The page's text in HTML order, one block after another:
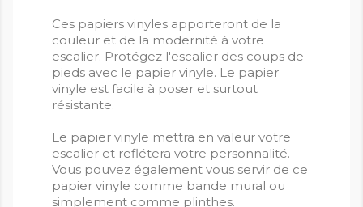
Ces papiers vinyles apporteront de la
couleur et de la modernité à votre
escalier. Protégez l'escalier des coups de
pieds avec le papier vinyle. Le papier
vinyle est facile à poser et surtout
résistante.
Le papier vinyle mettra en valeur votre
escalier et reflétera votre personnalité.
Vous pouvez également vous servir de ce
papier vinyle comme bande mural ou
simplement comme plinthes.